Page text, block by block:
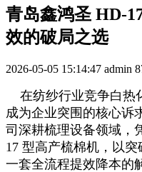
青岛鑫鸿圣 HD-
效的破局之选
2026-05-05 15:14:47 admin
在纺纱行业竞争白热
成为企业突围的核心诉
司深耕梳理设备领域，
17 型高产梳棉机，以
一套全流程提效降本的